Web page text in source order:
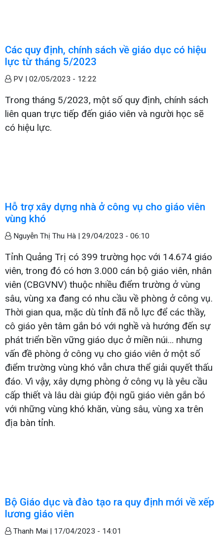
Các quy định, chính sách về giáo dục có hiệu
lực từ tháng 5/2023
PV | 02/05/2023 - 12:22
Trong tháng 5/2023, một số quy định, chính sách
liên quan trực tiếp đến giáo viên và người học sẽ
có hiệu lực.
Hỗ trợ xây dựng nhà ở công vụ cho giáo viên
vùng khó
Nguyễn Thị Thu Hà | 29/04/2023 - 06:10
Tỉnh Quảng Trị có 399 trường học với 14.674 giáo
viên, trong đó có hơn 3.000 cán bộ giáo viên, nhân
viên (CBGVNV) thuộc nhiều điểm trường ở vùng
sâu, vùng xa đang có nhu cầu về phòng ở công vụ.
Thời gian qua, mặc dù tỉnh đã nỗ lực để các thầy,
cô giáo yên tâm gắn bó với nghề và hướng đến sự
phát triển bền vững giáo dục ở miền núi… nhưng
vấn đề phòng ở công vụ cho giáo viên ở một số
điểm trường vùng khó vẫn chưa thể giải quyết thấu
đáo. Vì vậy, xây dựng phòng ở công vụ là yêu cầu
cấp thiết và lâu dài giúp đội ngũ giáo viên gắn bó
với những vùng khó khăn, vùng sâu, vùng xa trên
địa bàn tỉnh.
Bộ Giáo dục và đào tạo ra quy định mới về xếp
lương giáo viên
Thanh Mai | 17/04/2023 - 14:01